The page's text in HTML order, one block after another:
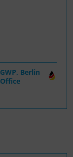
GWP, Berlin
Office